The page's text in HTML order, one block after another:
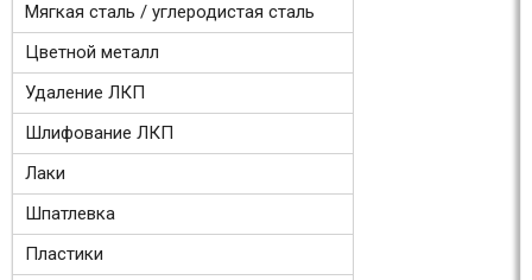
Мягкая сталь / углеродистая сталь
Цветной металл
Удаление ЛКП
Шлифование ЛКП
Лаки
Шпатлевка
Пластики